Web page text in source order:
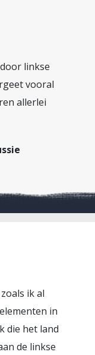
linkse
vooral
allerlei
ik al
in
die het land
de linkse